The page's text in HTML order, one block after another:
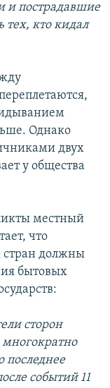
и пострадавшие
кто кидал
Однако
двух
у общества
местный
что
стран должны
бытовых
сторон
последнее
событий 11